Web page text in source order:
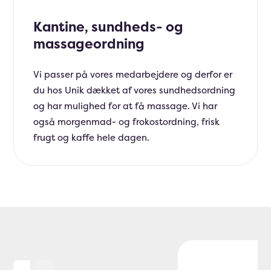
Kantine, sundheds- og
massageordning
Vi passer på vores medarbejdere og derfor er
du hos Unik dækket af vores sundhedsordning
og har mulighed for at få massage. Vi har
også morgenmad- og frokostordning, frisk
frugt og kaffe hele dagen.